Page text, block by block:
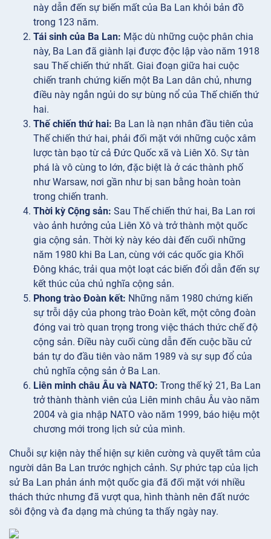
này dẫn đến sự biến mất của Ba Lan khỏi bản đồ
trong 123 năm.
Tái sinh của Ba Lan: Mặc dù những cuộc phân chia
này, Ba Lan đã giành lại được độc lập vào năm 1918
sau Thế chiến thứ nhất. Giai đoạn giữa hai cuộc
chiến tranh chứng kiến một Ba Lan dân chủ, nhưng
điều này ngắn ngủi do sự bùng nổ của Thế chiến thứ
hai.
Thế chiến thứ hai: Ba Lan là nạn nhân đầu tiên của
Thế chiến thứ hai, phải đối mặt với những cuộc xâm
lược tàn bạo từ cả Đức Quốc xã và Liên Xô. Sự tàn
phá là vô cùng to lớn, đặc biệt là ở các thành phố
như Warsaw, nơi gần như bị san bằng hoàn toàn
trong chiến tranh.
Thời kỳ Cộng sản: Sau Thế chiến thứ hai, Ba Lan rơi
vào ảnh hưởng của Liên Xô và trở thành một quốc
gia cộng sản. Thời kỳ này kéo dài đến cuối những
năm 1980 khi Ba Lan, cùng với các quốc gia Khối
Đông khác, trải qua một loạt các biến đổi dẫn đến sự
kết thúc của chủ nghĩa cộng sản.
Phong trào Đoàn kết: Những năm 1980 chứng kiến
sự trỗi dậy của phong trào Đoàn kết, một công đoàn
đóng vai trò quan trọng trong việc thách thức chế độ
cộng sản. Điều này cuối cùng dẫn đến cuộc bầu cử
bán tự do đầu tiên vào năm 1989 và sự sụp đổ của
chủ nghĩa cộng sản ở Ba Lan.
Liên minh châu Âu và NATO: Trong thế kỷ 21, Ba Lan
trở thành thành viên của Liên minh châu Âu vào năm
2004 và gia nhập NATO vào năm 1999, báo hiệu một
chương mới trong lịch sử của mình.
Chuỗi sự kiện này thể hiện sự kiên cường và quyết tâm của
người dân Ba Lan trước nghịch cảnh. Sự phức tạp của lịch
sử Ba Lan phản ánh một quốc gia đã đối mặt với nhiều
thách thức nhưng đã vượt qua, hình thành nên đất nước
sôi động và đa dạng mà chúng ta thấy ngày nay.